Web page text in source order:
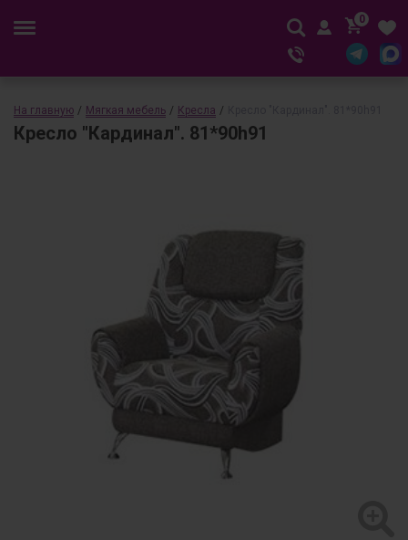
0
На главную / Мягкая мебель / Кресла /
Кресло "Кардинал". 81*90h91